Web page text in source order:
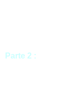
Parte 2 :